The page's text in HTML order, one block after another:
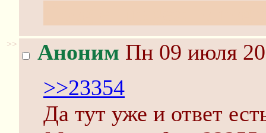
>> Аноним Пн 09 июля
>>23354
Да тут уже и ответ